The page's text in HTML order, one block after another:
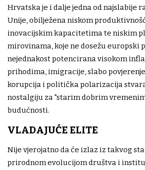
Hrvatska je i dalje jedna od najslabije
Unije, obilježena niskom
inovacijskim kapacitetima te niskim
mirovinama, koje ne dosežu europski
nejednakost potencirana visokom
prihodima, imigracije, slabo
korupcija i politička polarizacija
nostalgiju za "starim dobrim
budućnosti.
VLADAJUĆE ELITE
Nije vjerojatno da će izlaz iz takvog
prirodnom evolucijom društva i